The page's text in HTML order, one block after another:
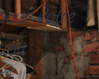
votre